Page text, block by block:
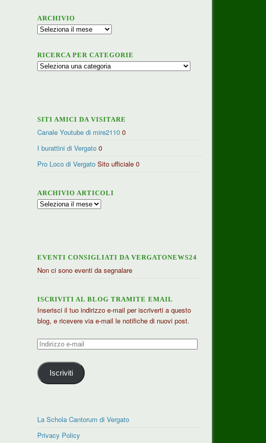
ARCHIVIO
Archivio
RICERCA PER CATEGORIE
Ricerca
SITI AMICI DA VISITARE
Canale Youtube di mire2110 0
I burattini di Vergato 0
Pro Loco di Vergato Sito ufficiale 0
ARCHIVIO ARTICOLI
Archivio
EVENTI CONSIGLIATI DA VERGATONEWS24
Non ci sono eventi da segnalare
ISCRIVITI AL BLOG TRAMITE EMAIL
Inserisci il tuo indirizzo e-mail per iscriverti a questo
blog, e ricevere via e-mail le notifiche di nuovi post.
Indirizzo
mail
Iscriviti
La Schola Cantorum di Vergato
Privacy Policy